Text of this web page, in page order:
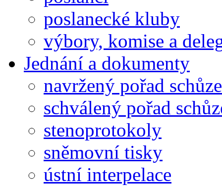
poslanecké kluby
výbory, komise a
Jednání a dokumenty
navržený pořad schůze
schválený pořad
stenoprotokoly
sněmovní tisky
ústní interpelace